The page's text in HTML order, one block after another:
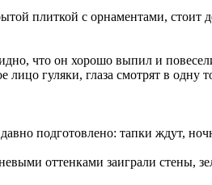
плиткой с орнаментами, стоит
что он хорошо выпил и
гуляки, глаза смотрят в одну
подготовлено: тапки ждут,
оттенками заиграли стены,